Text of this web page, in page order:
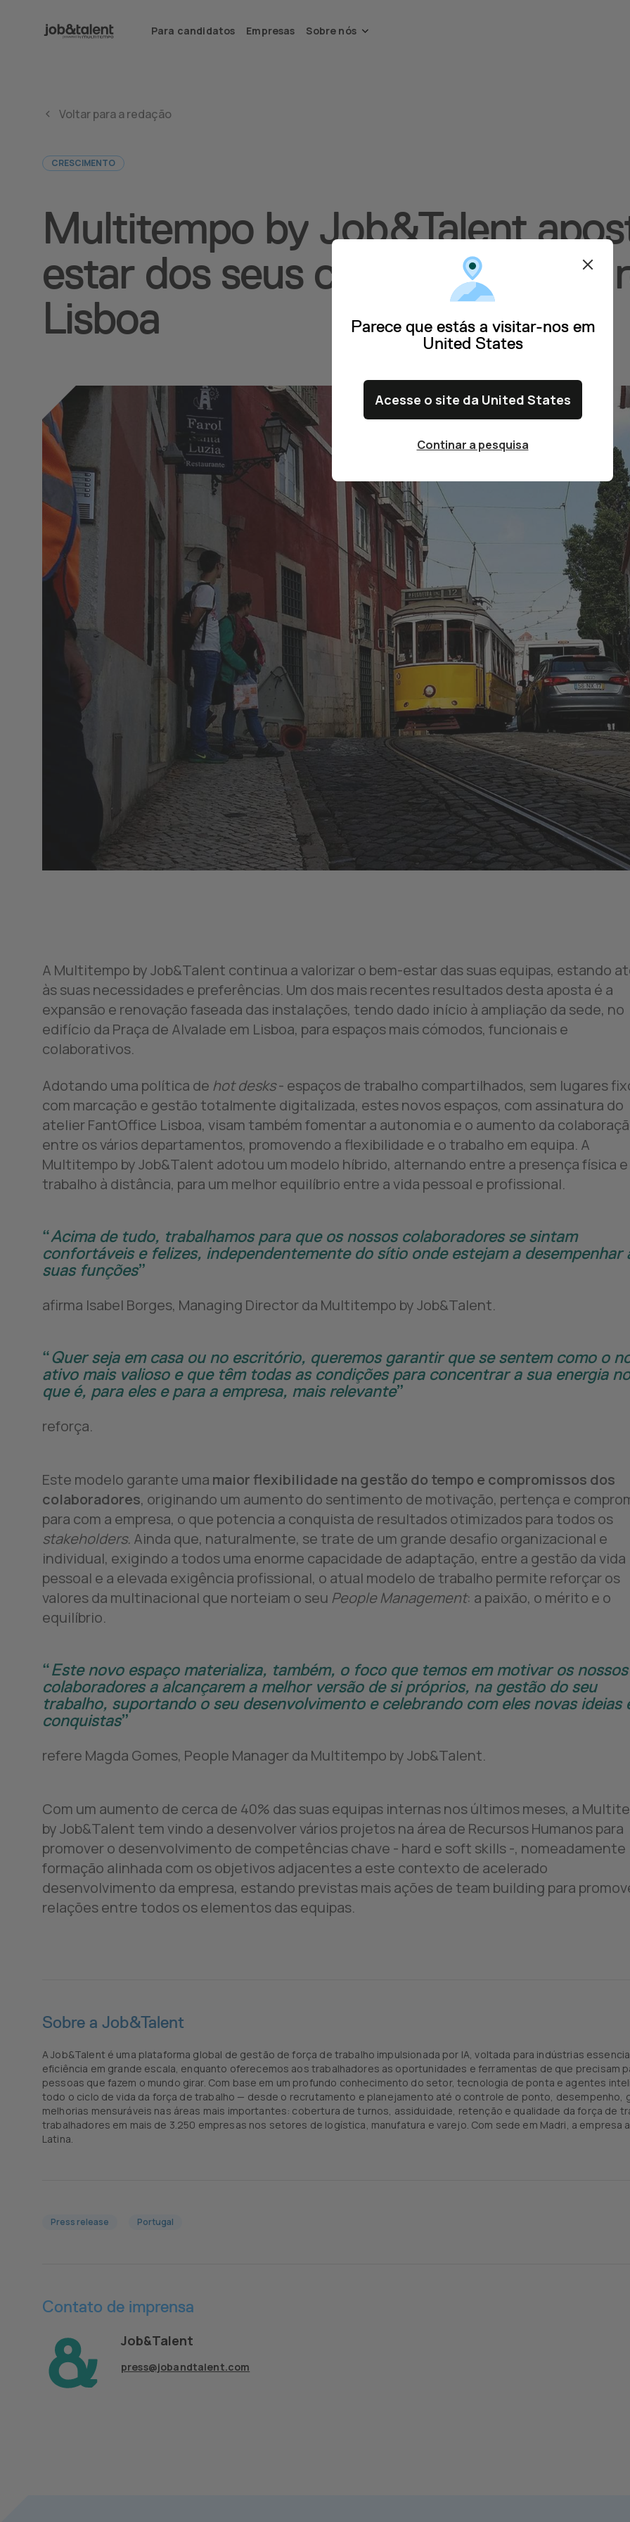
Para candidatos Empresas Sobre nós
Multitempo by Job&Talent
estar dos seus colaboradores e
Lisboa
CRESCIMENTO
Voltar para a redação
A Multitempo by Job&Talent continua a valorizar o bem-estar das suas equipas, estando
às suas necessidades e preferências. Um dos mais recentes resultados desta aposta é a
expansão e renovação faseada das instalações, tendo dado início à ampliação da sede, no
edifício da Praça de Alvalade em Lisboa, para espaços mais cómodos, funcionais e
colaborativos.
Adotando uma política de hot desks- espaços de trabalho compartilhados, sem lugares
com marcação e gestão totalmente digitalizada, estes novos espaços, com assinatura do
atelier FantOffice Lisboa, visam também fomentar a autonomia e o aumento da
entre os vários departamentos, promovendo a flexibilidade e o trabalho em equipa. A
Multitempo by Job&Talent adotou um modelo híbrido, alternando entre a presença física e
trabalho à distância, para um melhor equilíbrio entre a vida pessoal e profissional.
Acima de tudo, trabalhamos para que os nossos colaboradores se sintam
confortáveis e felizes, independentemente do sítio onde estejam a desempenhar
suas funções
afirma Isabel Borges, Managing Director da Multitempo by Job&Talent.
Quer seja em casa ou no escritório, queremos garantir que se sentem como o
ativo mais valioso e que têm todas as condições para concentrar a sua energia no
que é, para eles e para a empresa, mais relevante
reforça.
Este modelo garante uma maior flexibilidade na gestão do tempo e compromissos dos
colaboradores, originando um aumento do sentimento de motivação, pertença e
para com a empresa, o que potencia a conquista de resultados otimizados para todos os
stakeholders. Ainda que, naturalmente, se trate de um grande desafio organizacional e
individual, exigindo a todos uma enorme capacidade de adaptação, entre a gestão da vida
pessoal e a elevada exigência profissional, o atual modelo de trabalho permite reforçar os
valores da multinacional que norteiam o seu People Management: a paixão, o mérito e o
equilíbrio.
Este novo espaço materializa, também, o foco que temos em motivar os nossos
colaboradores a alcançarem a melhor versão de si próprios, na gestão do seu
trabalho, suportando o seu desenvolvimento e celebrando com eles novas ideias
conquistas
refere Magda Gomes, People Manager da Multitempo by Job&Talent.
Com um aumento de cerca de 40% das suas equipas internas nos últimos meses, a
by Job&Talent tem vindo a desenvolver vários projetos na área de Recursos Humanos para
promover o desenvolvimento de competências chave - hard e soft skills -, nomeadamente
formação alinhada com os objetivos adjacentes a este contexto de acelerado
desenvolvimento da empresa, estando previstas mais ações de team building para
relações entre todos os elementos das equipas.
Sobre a Job&Talent
A Job&Talent é uma plataforma global de gestão de força de trabalho impulsionada por IA, voltada para indústrias
eficiência em grande escala, enquanto oferecemos aos trabalhadores as oportunidades e ferramentas de que precisam
pessoas que fazem o mundo girar. Com base em um profundo conhecimento do setor, tecnologia de ponta e agentes
todo o ciclo de vida da força de trabalho — desde o recrutamento e planejamento até o controle de ponto, desempenho,
melhorias mensuráveis nas áreas mais importantes: cobertura de turnos, assiduidade, retenção e qualidade da força de
trabalhadores em mais de 3.250 empresas nos setores de logística, manufatura e varejo. Com sede em Madri, a empresa
Latina.
Press release Portugal
Contato de imprensa
Job&Talent
press@jobandtalent.com
Parece que estás a visitar-nos em
United States
Acesse o site da United States
Continar a pesquisa